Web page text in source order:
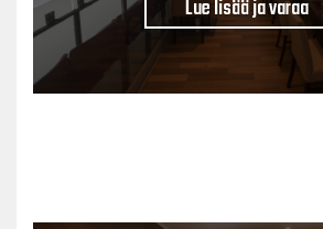
Lue lisää ja varaa